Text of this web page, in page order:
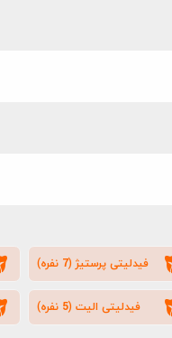
فیدلیتی پرستیژ (7 نفره)
فیدلیتی الیت (5 نفره)